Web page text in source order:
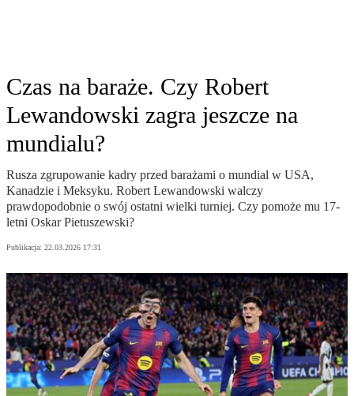
Czas na baraże. Czy Robert
Lewandowski zagra jeszcze na
mundialu?
Rusza zgrupowanie kadry przed barażami o mundial w USA,
Kanadzie i Meksyku. Robert Lewandowski walczy
prawdopodobnie o swój ostatni wielki turniej. Czy pomoże mu 17-
letni Oskar Pietuszewski?
Publikacja: 22.03.2026 17:31